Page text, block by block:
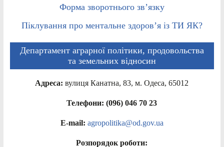
Форма зворотнього зв’язку
Піклування про ментальне здоров’я із ТИ ЯК?
Департамент аграрної політики, продовольства
та земельних відносин
Адреса: вулиця Канатна, 83, м. Одеса, 65012
Телефони: (096) 046 70 23
E-mail: agropolitika@od.gov.ua
Розпорядок роботи: